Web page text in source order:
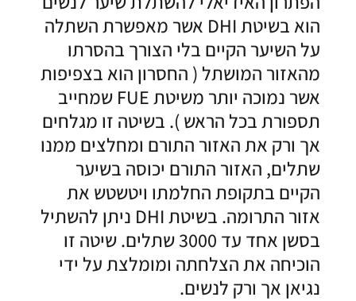
הוא בשיטת DHI אשר מאפשרת השתלה
על השיער הקיים בלי הצורך בהסרתו
מהאזור המושתל ( החסרון הוא בצפיפות
אשר נמוכה יותר משיטת FUE שמחייב
תספורת בכל הראש ). בשיטה זו מגלחים
אך ורק את האזור התורם ומחלצים ממנו
שתלים, האזור התורם יכוסה בשיער
הקיים בתקופת החלמתו ויטשטש את
אזור התרומה. בשיטת DHI ניתן להשתיל
בסשן אחד עד 3000 שתלים. שיטה זו
הוכיחה את הצלחתה ומומלצת על ידי
נגיאן אך ורק לנשים.